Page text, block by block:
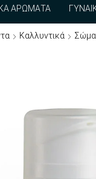
ΑΡΏΜΑΤΑ
Καλλυντικά Σώμα